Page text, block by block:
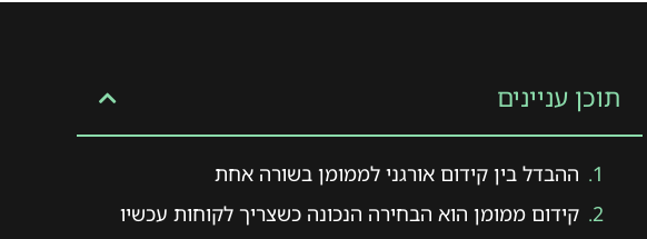
תוכן עניינים
ההבדל בין קידום אורגני לממומן בשורה אחת
קידום ממומן הוא הבחירה הנכונה כשצריך לקוחות עכשיו